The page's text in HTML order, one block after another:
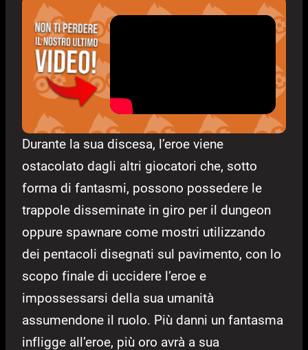
Durante la sua discesa, l’eroe viene
ostacolato dagli altri giocatori che, sotto
forma di fantasmi, possono possedere le
trappole disseminate in giro per il dungeon
oppure spawnare come mostri utilizzando
dei pentacoli disegnati sul pavimento, con lo
scopo finale di uccidere l’eroe e
impossessarsi della sua umanità
assumendone il ruolo. Più danni un fantasma
infligge all’eroe, più oro avrà a sua